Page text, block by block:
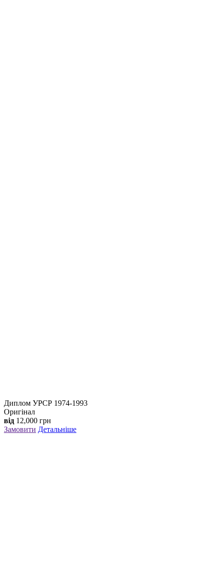
Диплом УPСР 1974-1993
Оригінал
від 12,000 грн
Замовити Детальніше